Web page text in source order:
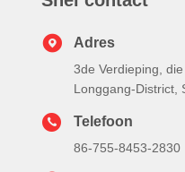
Adres
3de Verdieping,
Longgang-District,
Telefoon
86-755-8453-2830